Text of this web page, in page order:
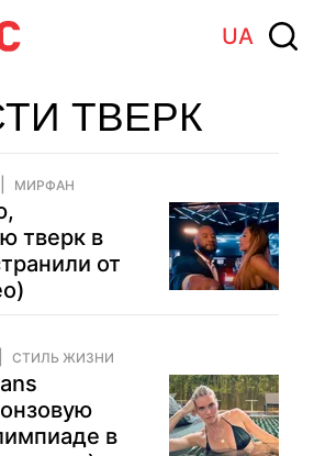
UA
ТВЕРК
МИРФАН
тверк в
от
СТИЛЬ ЖИЗНИ
в